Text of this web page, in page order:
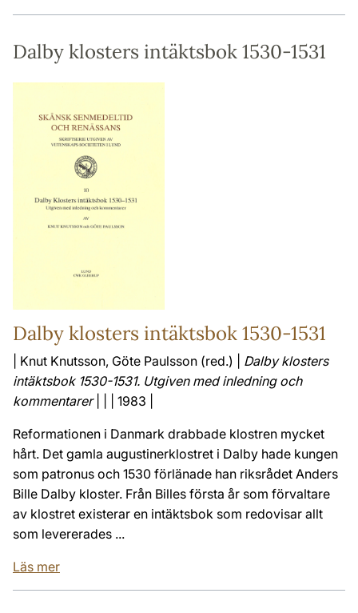
Dalby klosters intäktsbok 1530-1531
Dalby klosters intäktsbok 1530-1531
| Knut Knutsson, Göte Paulsson (red.) | Dalby klosters
intäktsbok 1530-1531. Utgiven med inledning och
kommentarer| | | 1983 |
Reformationen i Danmark drabbade klostren mycket
hårt. Det gamla augustinerklostret i Dalby hade kungen
som patronus och 1530 förlänade han riksrådet Anders
Bille Dalby kloster. Från Billes första år som förvaltare
av klostret existerar en intäktsbok som redovisar allt
som levererades ...
Läs mer